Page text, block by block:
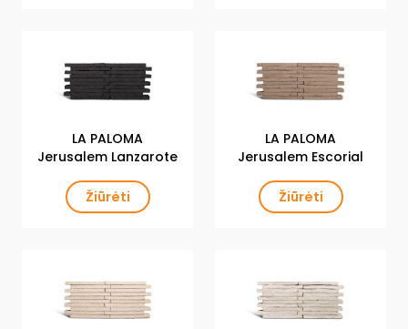
LA PALOMA
Jerusalem Lanzarote
Žiūrėti
LA PALOMA
Jerusalem Escorial
Žiūrėti